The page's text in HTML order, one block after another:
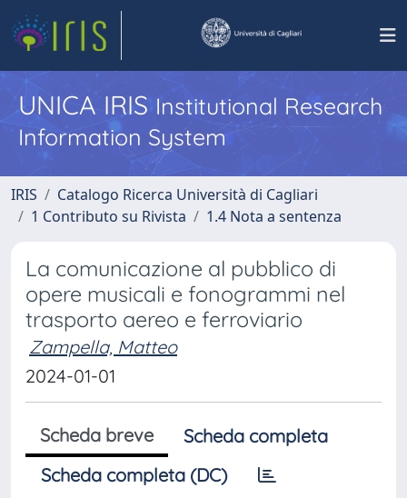
UNICA IRISInstitutional Research
Information System
IRIS
Catalogo Ricerca Università di Cagliari
1 Contributo su Rivista
1.4 Nota a sentenza
La comunicazione al pubblico di
opere musicali e fonogrammi nel
trasporto aereo e ferroviario
Zampella, Matteo
2024-01-01
Scheda breve
Scheda completa
Scheda completa (DC)